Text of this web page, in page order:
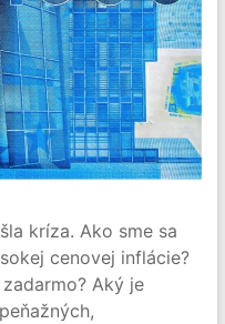
kríza. Ako sme sa
cenovej inflácie?
Aký je